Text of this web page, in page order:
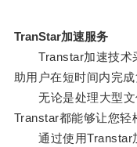
TranStar加速服务
Transtar加速技术
助用户在短时间内完
无论是处理大型文
Transtar都能够让您轻
通过使用Transtar加